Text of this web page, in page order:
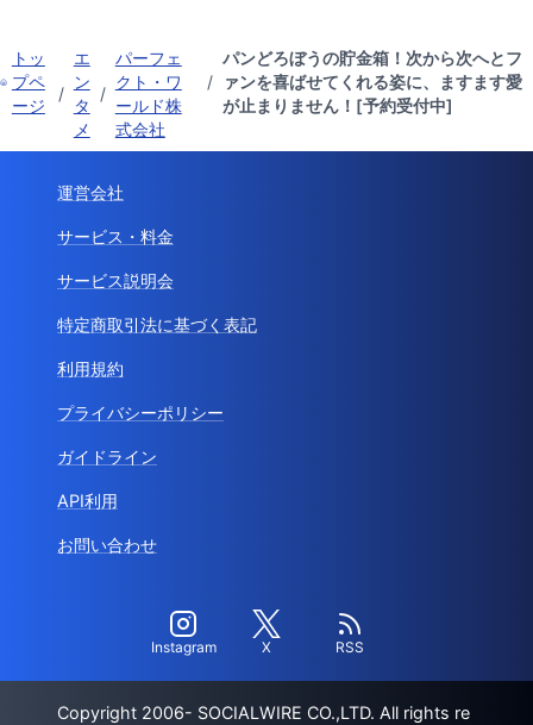
トッ
プペ
ージ
/
エ
ン
タ
メ
/
パーフェ
クト・ワ
ールド株
式会社
/
パンどろぼうの貯金箱！次から次へとフ
ァンを喜ばせてくれる姿に、ますます愛
が止まりません！[予約受付中]
運営会社
サービス・料金
サービス説明会
特定商取引法に基づく表記
利用規約
プライバシーポリシー
ガイドライン
API利用
お問い合わせ
Instagram X RSS
Copyright 2006- SOCIALWIRE CO.,LTD. All rights re